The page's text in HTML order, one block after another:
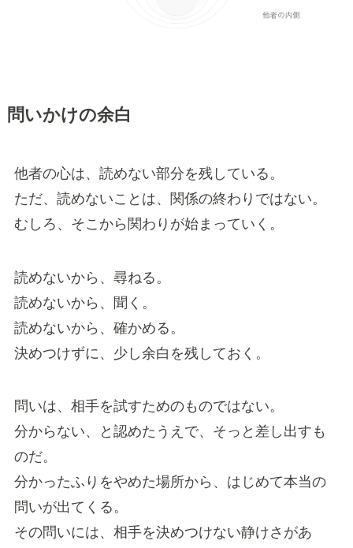
問いかけの余白
他者の心は、読めない部分を残している。
ただ、読めないことは、関係の終わりではない。
むしろ、そこから関わりが始まっていく。
読めないから、尋ねる。
読めないから、聞く。
読めないから、確かめる。
決めつけずに、少し余白を残しておく。
問いは、相手を試すためのものではない。
分からない、と認めたうえで、そっと差し出すも
のだ。
分かったふりをやめた場所から、はじめて本当の
問いが出てくる。
その問いには、相手を決めつけない静けさがあ